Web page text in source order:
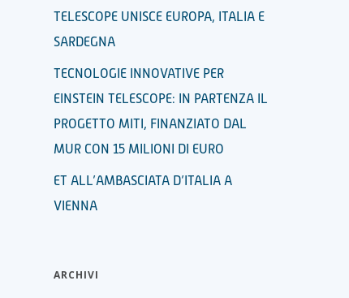
TELESCOPE UNISCE EUROPA, ITALIA E
SARDEGNA
TECNOLOGIE INNOVATIVE PER
EINSTEIN TELESCOPE: IN PARTENZA IL
PROGETTO MITI, FINANZIATO DAL
MUR CON 15 MILIONI DI EURO
ET ALL’AMBASCIATA D’ITALIA A
VIENNA
ARCHIVI